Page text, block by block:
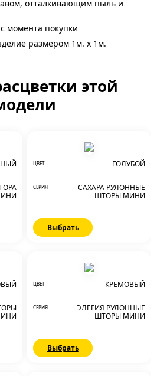
отталкивающим пыль и
момента покупки
размером 1м. x 1м.
этой
ЦВЕТ ГОЛУБОЙ
СЕРИЯ
САХАРА РУЛОННЫЕ
ШТОРЫ МИНИ
Выбрать
ЦВЕТ КРЕМОВЫЙ
СЕРИЯ
ЭЛЕГИЯ РУЛОННЫЕ
ШТОРЫ МИНИ
Выбрать